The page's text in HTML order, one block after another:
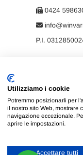
0424
P.I.
Utilizziamo i cookie
Potremmo posizionarli per
il nostro sito Web, mostrare
navigazione eccezionale.
aprire le impostazioni.
Accettare tutti